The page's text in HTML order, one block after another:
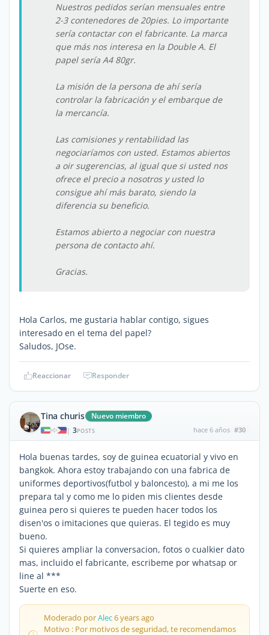
Nuestros pedidos serían mensuales entre
2-3 contenedores de 20pies. Lo importante
sería contactar con el fabricante. La marca
que más nos interesa en la Double A. El
papel sería A4 80gr.
La misión de la persona de ahí sería
controlar la fabricación y el embarque de
la mercancía.
Las comisiones y rentabilidad las
negociaríamos con usted. Estamos abiertos
a oir sugerencias, al igual que si usted nos
ofrece el precio a nosotros y usted lo
consigue ahí más barato, siendo la
diferencia su beneficio.
Estamos abierto a negociar con nuestra
persona de contacto ahí.
Gracias.
Hola Carlos, me gustaria hablar contigo, sigues
interesado en el tema del papel?
Saludos, JOse.
Reaccionar Responder
Tina churis Nuevo miembro
| 3POSTS hace 6 años #30
Hola buenas tardes, soy de guinea ecuatorial y vivo en
bangkok. Ahora estoy trabajando con una fabrica de
uniformes deportivos(futbol y baloncesto), a mi me los
prepara tal y como me lo piden mis clientes desde
guinea pero si quieres te pueden hacer todos los
disen'os o imitaciones que quieras. El tegido es muy
bueno.
Si quieres ampliar la conversacion, fotos o cualkier dato
mas, incluido el fabricante, escribeme por whatsap or
line al ***
Suerte en eso.
Moderado porAlec6 years ago
Motivo : Por motivos de seguridad, te recomendamos